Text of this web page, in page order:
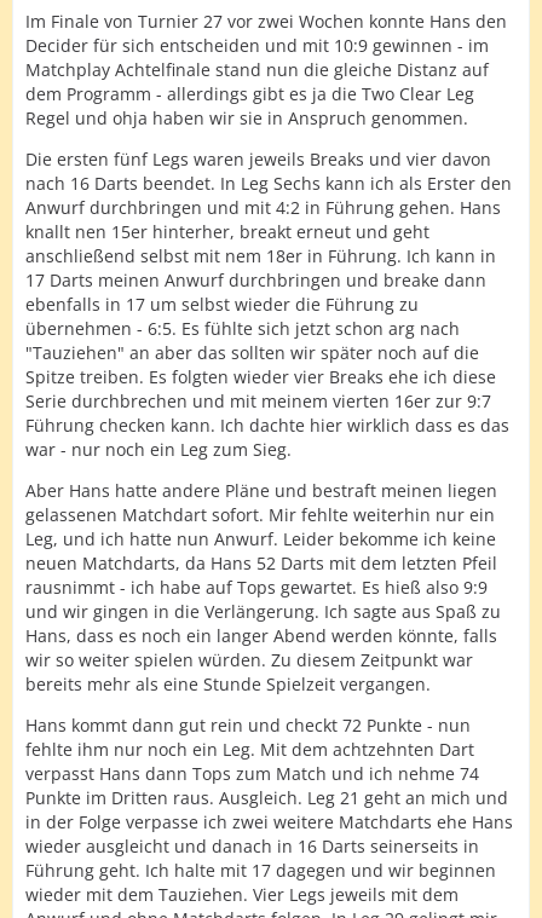
Hans - 3x 180, 2x 177; 1x 15er, 2x 16er, 3x 18er; 104, 107,
126 HF
https://lidarts.org/game/u3eklUao
War ne Schlacht ... Bericht folgt
Im Finale von Turnier 27 vor zwei Wochen konnte Hans den
Decider für sich entscheiden und mit 10:9 gewinnen - im
Matchplay Achtelfinale stand nun die gleiche Distanz auf
dem Programm - allerdings gibt es ja die Two Clear Leg
Regel und ohja haben wir sie in Anspruch genommen.
Die ersten fünf Legs waren jeweils Breaks und vier davon
nach 16 Darts beendet. In Leg Sechs kann ich als Erster den
Anwurf durchbringen und mit 4:2 in Führung gehen. Hans
knallt nen 15er hinterher, breakt erneut und geht
anschließend selbst mit nem 18er in Führung. Ich kann in
17 Darts meinen Anwurf durchbringen und breake dann
ebenfalls in 17 um selbst wieder die Führung zu
übernehmen - 6:5. Es fühlte sich jetzt schon arg nach
"Tauziehen" an aber das sollten wir später noch auf die
Spitze treiben. Es folgten wieder vier Breaks ehe ich diese
Serie durchbrechen und mit meinem vierten 16er zur 9:7
Führung checken kann. Ich dachte hier wirklich dass es das
war - nur noch ein Leg zum Sieg.
Aber Hans hatte andere Pläne und bestraft meinen liegen
gelassenen Matchdart sofort. Mir fehlte weiterhin nur ein
Leg, und ich hatte nun Anwurf. Leider bekomme ich keine
neuen Matchdarts, da Hans 52 Darts mit dem letzten Pfeil
rausnimmt - ich habe auf Tops gewartet. Es hieß also 9:9
und wir gingen in die Verlängerung. Ich sagte aus Spaß zu
Hans, dass es noch ein langer Abend werden könnte, falls
wir so weiter spielen würden. Zu diesem Zeitpunkt war
bereits mehr als eine Stunde Spielzeit vergangen.
Hans kommt dann gut rein und checkt 72 Punkte - nun
fehlte ihm nur noch ein Leg. Mit dem achtzehnten Dart
verpasst Hans dann Tops zum Match und ich nehme 74
Punkte im Dritten raus. Ausgleich. Leg 21 geht an mich und
in der Folge verpasse ich zwei weitere Matchdarts ehe Hans
wieder ausgleicht und danach in 16 Darts seinerseits in
Führung geht. Ich halte mit 17 dagegen und wir beginnen
wieder mit dem Tauziehen. Vier Legs jeweils mit dem